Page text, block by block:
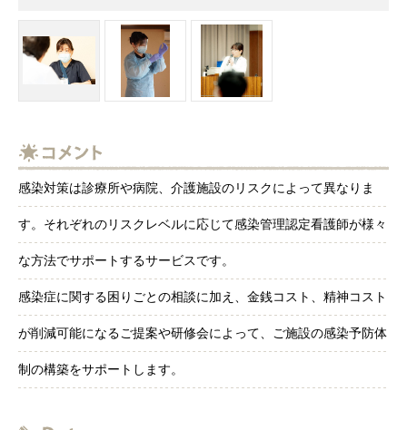
感染対策は診療所や病院、介護施設のリスクによって異なりま
す。それぞれのリスクレベルに応じて感染管理認定看護師が様々
な方法でサポートするサービスです。
感染症に関する困りごとの相談に加え、金銭コスト、精神コスト
が削減可能になるご提案や研修会によって、ご施設の感染予防体
制の構築をサポートします。